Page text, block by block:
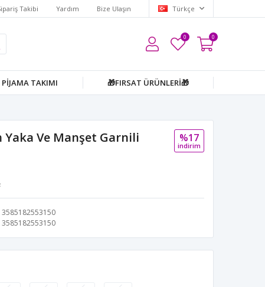
Takibi Yardım Bize Ulaşın Türkçe
0 0
PİJAMA TAKIMI 🎁FIRSAT ÜRÜNLERİ🎁
Yaka Ve Manşet Garnili
%17
i̇ndi̇ri̇m
3585182553150
3585182553150